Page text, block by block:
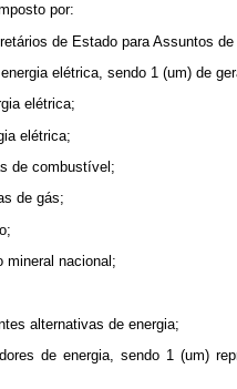
por:
de Estado para Assuntos
elétrica, sendo 1 (um) de
elétrica;
elétrica;
de combustível;
de gás;
mineral nacional;
alternativas de energia;
de energia, sendo 1 (um)